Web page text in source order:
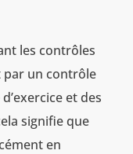
les contrôles
par un contrôle
et des
signifie que
en